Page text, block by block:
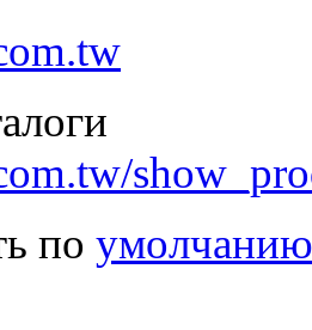
по умолчанию